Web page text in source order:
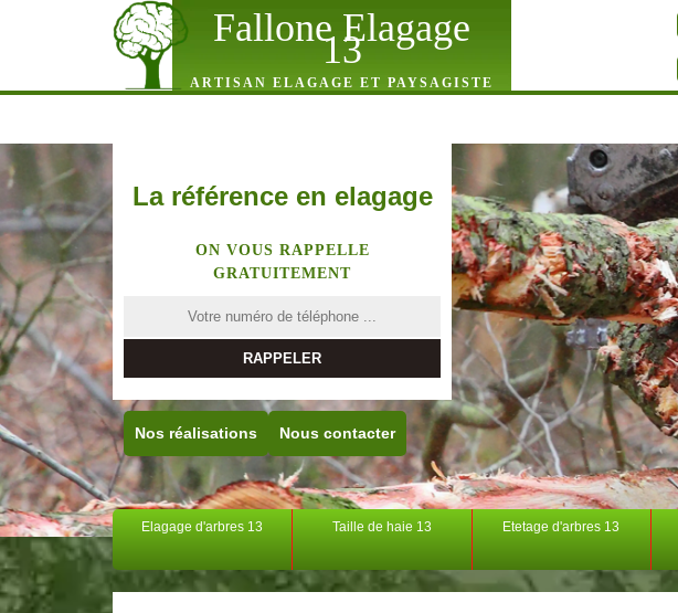
Fallone Elagage
13
ARTISAN ELAGAGE ET PAYSAGISTE
La référence en elagage
ON VOUS RAPPELLE
GRATUITEMENT
Nos réalisations Nous contacter
Elagage d'arbres 13 Taille de haie 13 Etetage d'arbres 13